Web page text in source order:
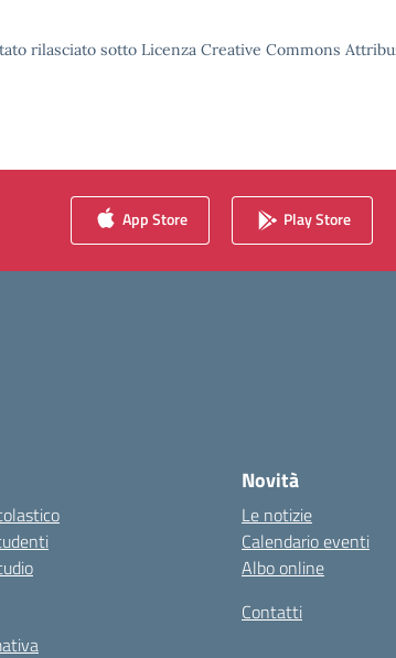
rilasciato sotto Licenza Creative Commons
App Store Play Store
Novità
Le notizie
Calendario eventi
Albo online
Contatti